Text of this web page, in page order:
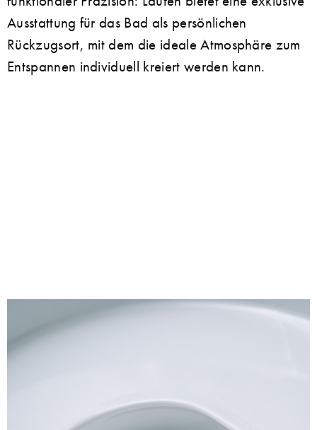
Ausstattung für das Bad als persönlichen
Rückzugsort, mit dem die ideale Atmosphäre zum
Entspannen individuell kreiert werden kann.